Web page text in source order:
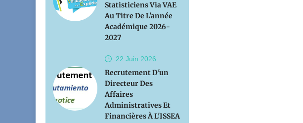
Statisticiens Via VAE
Au Titre De L'année
Académique 2026-
2027
22 Juin 2026
Recrutement D'un
Directeur Des
Affaires
Administratives Et
Financières À L'ISSEA